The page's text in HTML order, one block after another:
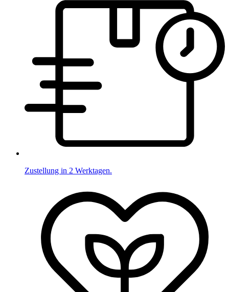
Zustellung in 2 Werktagen.